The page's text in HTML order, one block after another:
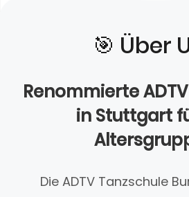
🎯️ Über
Renommierte
in Stuttgart
Die ADTV Tanzschule